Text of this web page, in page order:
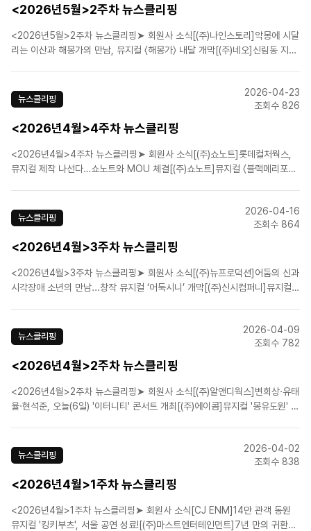
<2026년5월>2주차 뉴스클리핑
<2026년5월>2주차 뉴스클리핑➤ 회원사 소식[(주)나인스토리]악몽에 시달
리는 이산과 해몽가의 만남, 뮤지컬 〈해몽가〉 내달 개막[(주)네오]신림동 지하
스키’ 6월 개..
뉴스클리핑
2026-04-23
조회수 826
<2026년4월>4주차 뉴스클리핑
<2026년4월>4주차 뉴스클리핑➤ 회원사 소식[(주)쇼노트]롯데컬처웍스,
뮤지컬 제작 나선다…쇼노트와 MOU 체결[(주)쇼노트]뮤지컬 〈블랙메리포핀
년 만의 귀환…"Kon·김종구·김경수·황민..
뉴스클리핑
2026-04-16
조회수 864
<2026년4월>3주차 뉴스클리핑
<2026년4월>3주차 뉴스클리핑➤ 회원사 소식[(주)뉴프로덕션]어둠의 신과
시각장애 소년의 만남...창작 뮤지컬 ‘어둑시니’ 개막[(주)신시컴퍼니]뮤지컬
니]뮤지컬 ‘베토벤’, 1차 티켓 전석 매..
뉴스클리핑
2026-04-09
조회수 782
<2026년4월>2주차 뉴스클리핑
<2026년4월>2주차 뉴스클리핑➤ 회원사 소식[(주)알앤디웍스]변희상·유태
율·현석준, 오늘(6일) '이터니티' 콘서트 개최[(주)에이콤]뮤지컬 '몽유도원' 샤
확정…티파니 영→정진운 출연 ..
뉴스클리핑
2026-04-02
조회수 838
<2026년4월>1주차 뉴스클리핑
<2026년4월>1주차 뉴스클리핑➤ 회원사 소식[CJ ENM]14만 관객 동원
뮤지컬 '킹키부츠', 서울 공연 성료![(주)마스트엔터테인먼트]7년 만의 귀환~